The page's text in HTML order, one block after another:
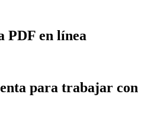
en línea
para trabajar con